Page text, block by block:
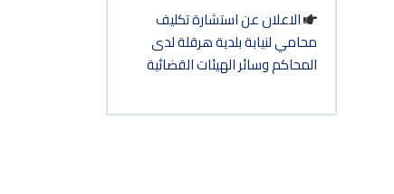
الاعلان عن استشارة تكليف
محامي لنيابة بلدية هرقلة لدى
المحاكم وسائر الهيئات القضائية